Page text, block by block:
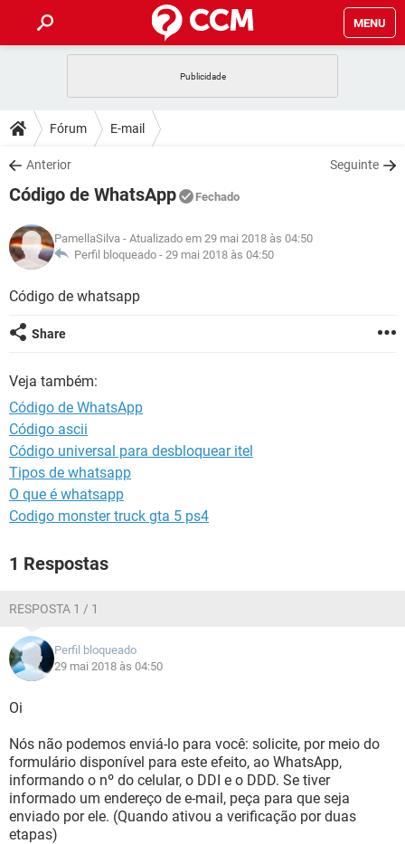
MENU
CELULAR
OUTLOOK
INSTAGRAM GMAIL
GUIA DE COMPRAS
DICAS
JOGOS
INSTAGRAM GMAIL
GUIA DE COMPRAS
DOWNLOADS
JOGOS WHATSAPP
CELULAR
OUTLOOK EXCEL
INSTAGRAM
FÓRUM
JOGOS WHATSAPP
CELULAR
OUTLOOK
INSTAGRAM
GLOSSÁRIO
JOGOS
INSTAGRAM
GUIA DE COMPRAS
Fórum E-mail
Anterior Seguinte
Código de WhatsApp Fechado
PamellaSilva - Atualizado em 29 mai 2018 às 04:50
Perfil bloqueado - 29 mai 2018 às 04:50
Código de whatsapp
Share
Veja também:
Código de WhatsApp
Código ascii
Código universal para desbloquear itel
Tipos de whatsapp
O que é whatsapp
Codigo monster truck gta 5 ps4
1 Respostas
RESPOSTA 1 / 1
Perfil bloqueado
29 mai 2018 às 04:50
Oi
Nós não podemos enviá-lo para você: solicite, por meio do
formulário disponível para este efeito, ao WhatsApp,
informando o nº do celular, o DDI e o DDD. Se tiver
informado um endereço de e-mail, peça para que seja
enviado por ele. (Quando ativou a verificação por duas
etapas)